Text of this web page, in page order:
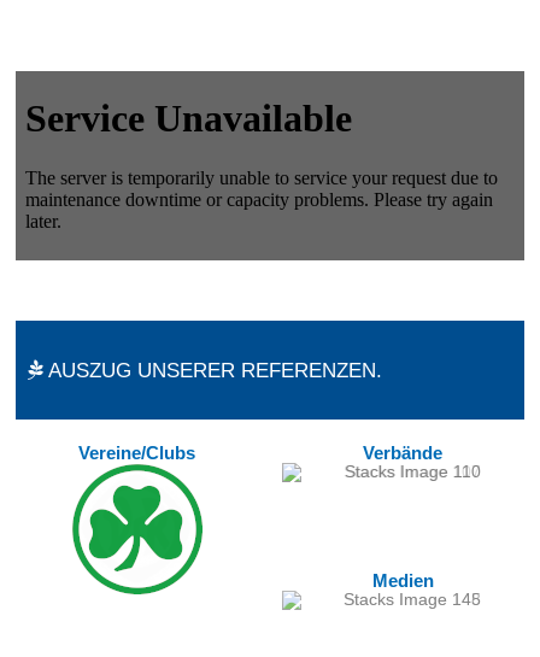
AUSZUG UNSERER REFERENZEN.
Vereine/Clubs Verbände
Medien